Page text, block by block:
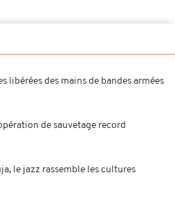
libérées des mains de bandes armées
de sauvetage record
le jazz rassemble les cultures